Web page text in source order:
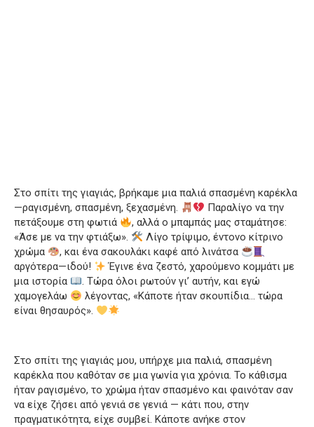
Στο σπίτι της γιαγιάς, βρήκαμε μια παλιά σπασμένη καρέκλα
—ραγισμένη, σπασμένη, ξεχασμένη.
Παραλίγο να την
πετάξουμε στη φωτιά
, αλλά ο μπαμπάς μας σταμάτησε:
«Άσε με να την φτιάξω».
Λίγο τρίψιμο, έντονο κίτρινο
χρώμα
, και ένα σακουλάκι καφέ από λινάτσα
αργότερα—ιδού!
Έγινε ένα ζεστό, χαρούμενο κομμάτι με
μια ιστορία
. Τώρα όλοι ρωτούν γι’ αυτήν, και εγώ
χαμογελάω
λέγοντας, «Κάποτε ήταν σκουπίδια… τώρα
είναι θησαυρός».
Στο σπίτι της γιαγιάς μου, υπήρχε μια παλιά, σπασμένη
καρέκλα που καθόταν σε μια γωνία για χρόνια. Το κάθισμα
ήταν ραγισμένο, το χρώμα ήταν σπασμένο και φαινόταν σαν
να είχε ζήσει από γενιά σε γενιά — κάτι που, στην
πραγματικότητα, είχε συμβεί. Κάποτε ανήκε στον